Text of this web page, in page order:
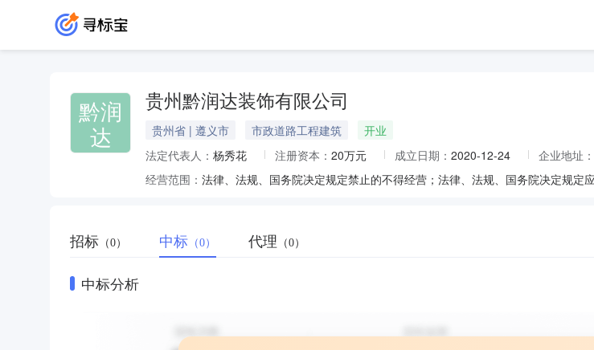
黔润
达
贵州黔润达装饰有限公司
贵州省 | 遵义市 市政道路工程建筑
开业
法定代表人： 杨秀花 注册资本： 20万元 成立日期： 2020-12-24 企业地址：
经营范围：
招标 （0） 中标 （0） 代理 （0）
中标分析